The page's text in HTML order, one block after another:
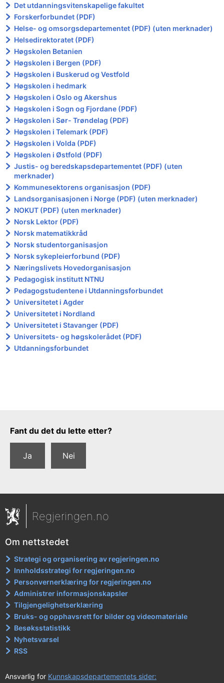
Det utdanningsvitenskapelige fakultet
Forskerforbundet (PDF)
Helse- og omsorgsdepartementet (PDF) (uten merknader)
Helsedirektoratet (PDF)
Høgskolen Betanien
Høgskolen i Bergen (PDF)
Høgskolen i Buskerud og Vestfold
Høgskolen i hedmark
Høgskolen i Oslo og Akershus
Høgskolen i Sogn og Fjordane (PDF)
Høgskolen i Sør- Trøndelag (PDF)
Høgskolen i Telemark (PDF)
Høgskolen i Volda (PDF)
Høgskolen i Østfold (PDF)
Justis- og beredskapsdepartementet (PDF) (uten
merknader)
Kommunesektorens organisasjon (PDF)
Landsorganisasjonen i Norge (PDF) (uten merknader)
NOKUT (PDF) (uten merknader)
Norsk Lektor (PDF)
Norsk matematikkråd
Norsk studentorganisasjon
Norsk sykepleierforbund (PDF)
Næringslivets Hovedorganisasjon
Pedagogisk institutt NTNU
Pedagogstudentene i Utdanningsforbundet
Universitetet i Agder
Universitetet i Nordland
Universitetet i Stavanger (PDF)
Universitets- og høgskolerådet (PDF)
Utdanningsforbundet
Tilbakemeldingsskjema
Fant du det du lette etter?
Ja Nei
Regjeringen.no
Om nettstedet
Strategi og organisering av regjeringen.no
Innholdsstrategi for regjeringen.no
Personvernerklæring for regjeringen.no
Administrer informasjonskapsler
Tilgjengelighetserklæring
Bruks- og opphavsrett for bilder og videomateriale
Besøksstatistikk
Nyhetsvarsel
RSS
Ansvarlig for Kunnskapsdepartementets sider: